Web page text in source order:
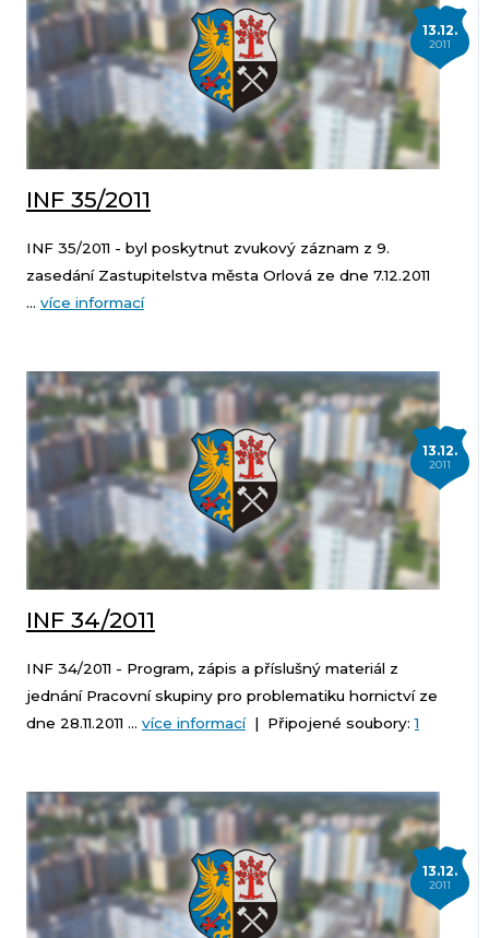
13.12.
2011
INF 35/2011
INF 35/2011 - byl poskytnut zvukový záznam z 9.
zasedání Zastupitelstva města Orlová ze dne 7.12.2011
... více informací
13.12.
2011
INF 34/2011
INF 34/2011 - Program, zápis a příslušný materiál z
jednání Pracovní skupiny pro problematiku hornictví ze
dne 28.11.2011 ... více informací| Připojené soubory:1
13.12.
2011